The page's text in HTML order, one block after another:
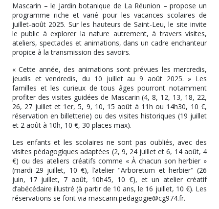
Mascarin – le Jardin botanique de La Réunion – propose un
programme riche et varié pour les vacances scolaires de
juillet-août 2025. Sur les hauteurs de Saint-Leu, le site invite
le public à explorer la nature autrement, à travers visites,
ateliers, spectacles et animations, dans un cadre enchanteur
propice à la transmission des savoirs.
« Cette année, des animations sont prévues les mercredis,
jeudis et vendredis, du 10 juillet au 9 août 2025. » Les
familles et les curieux de tous âges pourront notamment
profiter des visites guidées de Mascarin (4, 8, 12, 13, 18, 22,
26, 27 juillet et 1er, 5, 9, 10, 15 août à 11h ou 14h30, 10 €,
réservation en billetterie) ou des visites historiques (19 juillet
et 2 août à 10h, 10 €, 30 places max).
Les enfants et les scolaires ne sont pas oubliés, avec des
visites pédagogiques adaptées (2, 9, 24 juillet et 6, 14 août, 4
€) ou des ateliers créatifs comme « À chacun son herbier »
(mardi 29 juillet, 10 €), l’atelier "Arboretum et herbier" (26
juin, 17 juillet, 7 août, 10h45, 10 €), et un atelier créatif
d’abécédaire illustré (à partir de 10 ans, le 16 juillet, 10 €). Les
réservations se font via mascarin.pedagogie@cg974.fr.